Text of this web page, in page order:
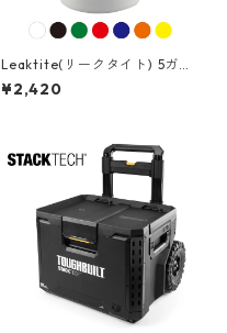
Leaktite(リークタイト) 5ガロ
ンバケツ [アメリカ製] 05GL
¥2,420